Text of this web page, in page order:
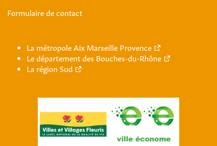
Formulaire de contact
La métropole Aix Marseille Provence
Le département des Bouches-du-Rhône
La région Sud